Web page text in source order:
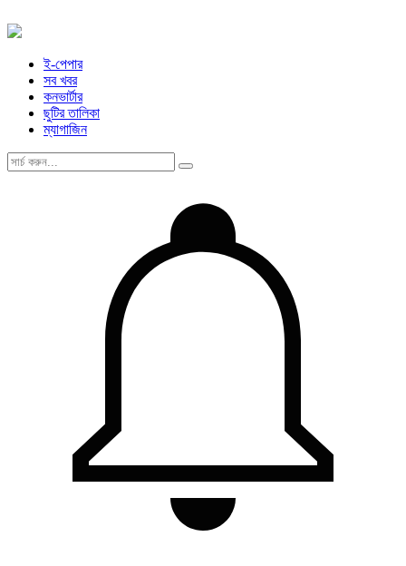
ই-পেপার
সব খবর
কনভার্টার
ছুটির তালিকা
ম্যাগাজিন